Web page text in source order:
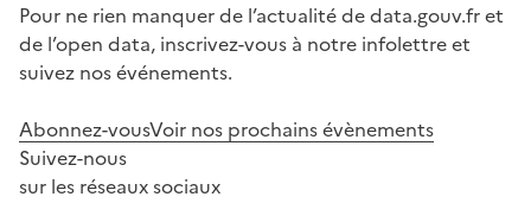
Pour ne rien manquer de l’actualité de data.gouv.fr et
de l’open data, inscrivez-vous à notre infolettre et
suivez nos événements.
Abonnez-vousVoir nos prochains évènements
Suivez-nous
sur les réseaux sociaux